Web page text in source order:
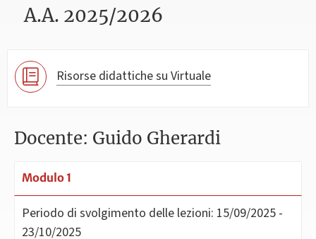
A.A. 2025/2026
Risorse didattiche su Virtuale
Docente: Guido Gherardi
Modulo 1
Periodo di svolgimento delle lezioni: 15/09/2025 -
23/10/2025